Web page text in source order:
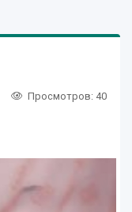
Просмотров: 40